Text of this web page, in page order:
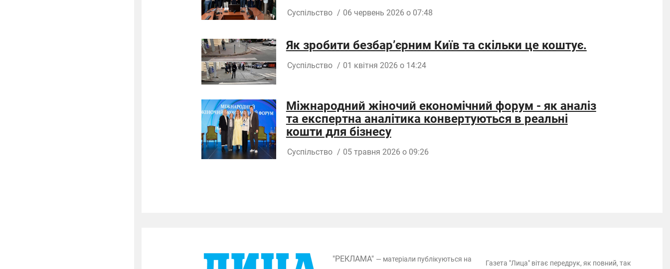
Суспільство / 06 червень 2026 о 07:48
Як зробити безбар’єрним Київ та скільки це коштує.
Суспільство / 01 квітня 2026 о 14:24
Міжнародний жіночий економічний форум - як аналіз
та експертна аналітика конвертуються в реальні
кошти для бізнесу
Суспільство / 05 травня 2026 о 09:26
"РЕКЛАМА" — матеріали публікуються на
Газета "Лица" вітає передрук, як повний, так